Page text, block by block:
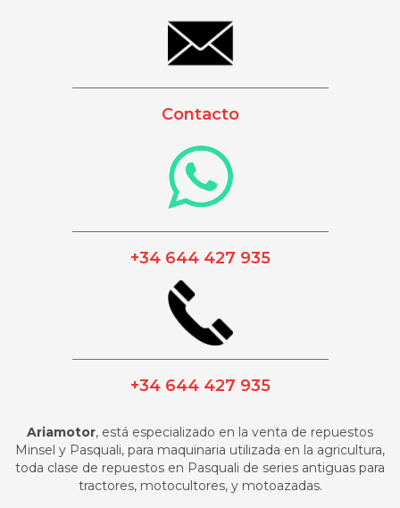
Contacto
+34 644 427 935
+34 644 427 935
Ariamotor, está especializado en la venta de repuestos
Minsel y Pasquali, para maquinaria utilizada en la agricultura,
toda clase de repuestos en Pasquali de series antiguas para
tractores, motocultores, y motoazadas.